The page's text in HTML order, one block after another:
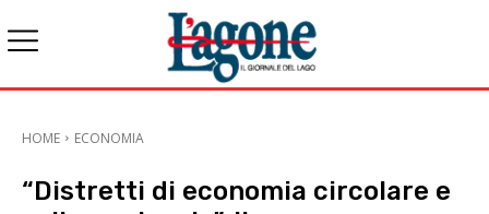
HOME ECONOMIA
“Distretti di economia circolare e